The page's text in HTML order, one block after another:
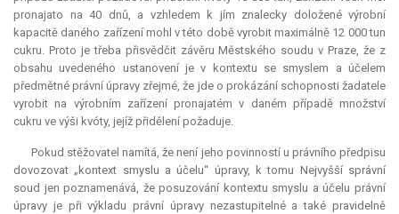
pronajato na 40 dnů, a vzhledem k jím znalecky doložené výrobní
kapacitě daného zařízení mohl v této době vyrobit maximálně 12 000 tun
cukru. Proto je třeba přisvědčit závěru Městského soudu v Praze, že z
obsahu uvedeného ustanovení je v kontextu se smyslem a účelem
předmětné právní úpravy zřejmé, že jde o prokázání schopnosti žadatele
vyrobit na výrobním zařízení pronajatém v daném případě množství
cukru ve výši kvóty, jejíž přidělení požaduje.
Pokud stěžovatel namítá, že není jeho povinností u právního předpisu
dovozovat „kontext smyslu a účelu“ úpravy, k tomu Nejvyšší správní
soud jen poznamenává, že posuzování kontextu smyslu a účelu právní
úpravy je při výkladu právní úpravy nezastupitelné a také pravidelně